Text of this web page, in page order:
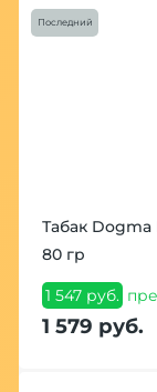
Последний
Табак Dogma
80 гр
1 547 руб.
1 579 руб.